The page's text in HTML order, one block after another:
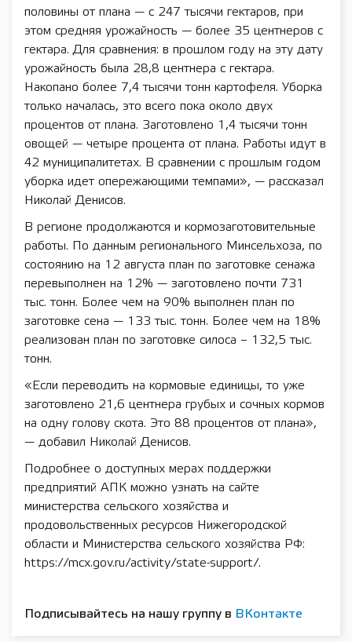
половины от плана — с 247 тысячи гектаров, при
этом средняя урожайность — более 35 центнеров с
гектара. Для сравнения: в прошлом году на эту дату
урожайность была 28,8 центнера с гектара.
Накопано более 7,4 тысячи тонн картофеля. Уборка
только началась, это всего пока около двух
процентов от плана. Заготовлено 1,4 тысячи тонн
овощей — четыре процента от плана. Работы идут в
42 муниципалитетах. В сравнении с прошлым годом
уборка идет опережающими темпами», — рассказал
Николай Денисов.
В регионе продолжаются и кормозаготовительные
работы. По данным регионального Минсельхоза, по
состоянию на 12 августа план по заготовке сенажа
перевыполнен на 12% — заготовлено почти 731
тыс. тонн. Более чем на 90% выполнен план по
заготовке сена — 133 тыс. тонн. Более чем на 18%
реализован план по заготовке силоса – 132,5 тыс.
тонн.
«Если переводить на кормовые единицы, то уже
заготовлено 21,6 центнера грубых и сочных кормов
на одну голову скота. Это 88 процентов от плана»,
— добавил Николай Денисов.
Подробнее о доступных мерах поддержки
предприятий АПК можно узнать на сайте
министерства сельского хозяйства и
продовольственных ресурсов Нижегородской
области и Министерства сельского хозяйства РФ:
https://mcx.gov.ru/activity/state-support/.
Подписывайтесь на нашу группу в ВКонтакте